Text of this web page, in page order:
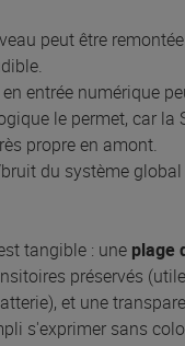
peut être
entrée numérique
le permet, car la
propre en amont.
du système
tangible : une plage
préservés
et une
s'exprimer sans